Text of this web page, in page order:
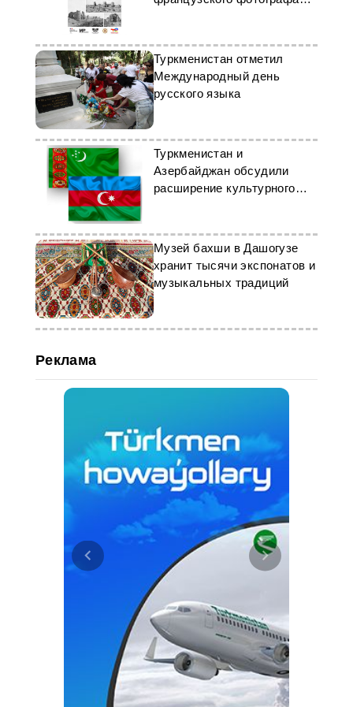
Туркменистан отметил
Международный день
русского языка
Туркменистан и
Азербайджан обсудили
расширение культурного
Музей бахши в Дашогузе
хранит тысячи экспонатов и
музыкальных традиций
Реклама